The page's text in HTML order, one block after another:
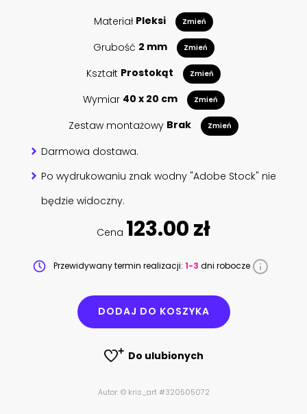
Materiał Pleksi Zmień
Grubość 2 mm Zmień
Kształt Prostokąt Zmień
Wymiar 40 x 20 cm Zmień
Zestaw montażowy Brak Zmień
Darmowa dostawa.
Po wydrukowaniu znak wodny "Adobe Stock" nie
będzie widoczny.
Cena 123.00 zł
Przewidywany termin realizacji: 1-3 dni robocze
DODAJ DO KOSZYKA
Do ulubionych
Autor: © kris_art #320505072